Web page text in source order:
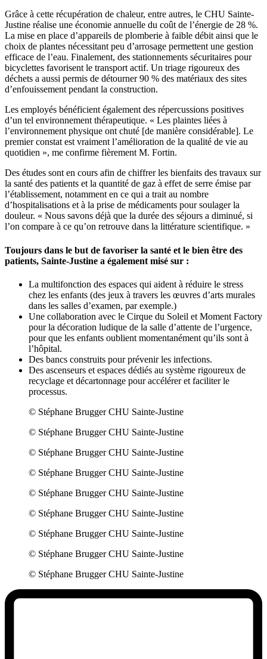
Grâce à cette récupération de chaleur, entre autres, le CHU Sainte-
Justine réalise une économie annuelle du coût de l’énergie de 28 %.
La mise en place d’appareils de plomberie à faible débit ainsi que le
choix de plantes nécessitant peu d’arrosage permettent une gestion
efficace de l’eau. Finalement, des stationnements sécuritaires pour
bicyclettes favorisent le transport actif. Un triage rigoureux des
déchets a aussi permis de détourner 90 % des matériaux des sites
d’enfouissement pendant la construction.
Les employés bénéficient également des répercussions positives
d’un tel environnement thérapeutique. « Les plaintes liées à
l’environnement physique ont chuté [de manière considérable]. Le
premier constat est vraiment l’amélioration de la qualité de vie au
quotidien », me confirme fièrement M. Fortin.
Des études sont en cours afin de chiffrer les bienfaits des travaux sur
la santé des patients et la quantité de gaz à effet de serre émise par
l’établissement, notamment en ce qui a trait au nombre
d’hospitalisations et à la prise de médicaments pour soulager la
douleur. « Nous savons déjà que la durée des séjours a diminué, si
l’on compare à ce qu’on retrouve dans la littérature scientifique. »
Toujours dans le but de favoriser la santé et le bien être des
patients, Sainte-Justine a également misé sur :
La multifonction des espaces qui aident à réduire le stress
chez les enfants (des jeux à travers les œuvres d’arts murales
dans les salles d’examen, par exemple.)
Une collaboration avec le Cirque du Soleil et Moment Factory
pour la décoration ludique de la salle d’attente de l’urgence,
pour que les enfants oublient momentanément qu’ils sont à
l’hôpital.
Des bancs construits pour prévenir les infections.
Des ascenseurs et espaces dédiés au système rigoureux de
recyclage et décartonnage pour accélérer et faciliter le
processus.
© Stéphane Brugger CHU Sainte-Justine
© Stéphane Brugger CHU Sainte-Justine
© Stéphane Brugger CHU Sainte-Justine
© Stéphane Brugger CHU Sainte-Justine
© Stéphane Brugger CHU Sainte-Justine
© Stéphane Brugger CHU Sainte-Justine
© Stéphane Brugger CHU Sainte-Justine
© Stéphane Brugger CHU Sainte-Justine
© Stéphane Brugger CHU Sainte-Justine